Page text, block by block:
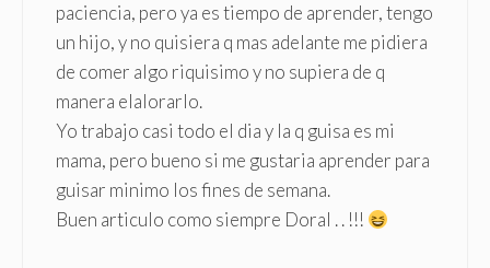
paciencia, pero ya es tiempo de aprender, tengo
un hijo, y no quisiera q mas adelante me pidiera
de comer algo riquisimo y no supiera de q
manera elalorarlo.
Yo trabajo casi todo el dia y la q guisa es mi
mama, pero bueno si me gustaria aprender para
guisar minimo los fines de semana.
Buen articulo como siempre Doral . . !!!